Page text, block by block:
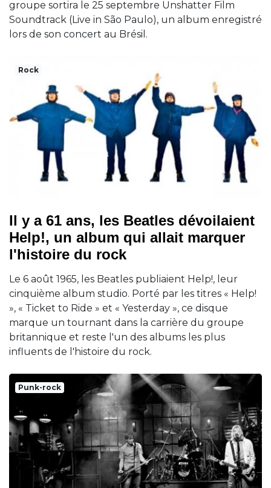
groupe sortira le 25 septembre Unshatter Film
Soundtrack (Live in São Paulo), un album enregistré
lors de son concert au Brésil.
Rock
Il y a 61 ans, les Beatles dévoilaient
Help!, un album qui allait marquer
l'histoire du rock
Le 6 août 1965, les Beatles publiaient Help!, leur
cinquième album studio. Porté par les titres « Help!
», « Ticket to Ride » et « Yesterday », ce disque
marque un tournant dans la carrière du groupe
britannique et reste l'un des albums les plus
influents de l'histoire du rock.
Punk-rock